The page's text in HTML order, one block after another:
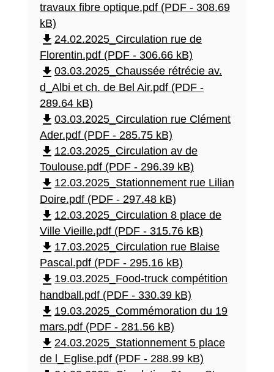
travaux fibre optique.pdf (PDF - 308.69
kB)
file_download 24.02.2025_Circulation rue de
Florentin.pdf (PDF - 306.66 kB)
file_download 03.03.2025_Chaussée rétrécie av.
d_Albi et ch. de Bel Air.pdf (PDF -
289.64 kB)
file_download 03.03.2025_Circulation rue Clément
Ader.pdf (PDF - 285.75 kB)
file_download 12.03.2025_Circulation av de
Toulouse.pdf (PDF - 296.39 kB)
file_download 12.03.2025_Stationnement rue Lilian
Doire.pdf (PDF - 297.48 kB)
file_download 12.03.2025_Circulation 8 place de
Ville Vieille.pdf (PDF - 315.76 kB)
file_download 17.03.2025_Circulation rue Blaise
Pascal.pdf (PDF - 295.16 kB)
file_download 19.03.2025_Food-truck compétition
handball.pdf (PDF - 330.39 kB)
file_download 19.03.2025_Commémoration du 19
mars.pdf (PDF - 281.56 kB)
file_download 24.03.2025_Stationnement 5 place
de l_Eglise.pdf (PDF - 288.99 kB)